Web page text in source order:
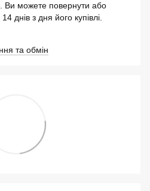
. Ви можете повернути або
днів з дня його купівлі.
та обмін